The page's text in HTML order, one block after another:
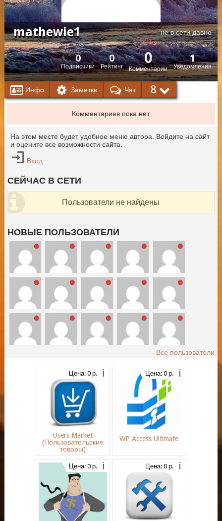
mathewie1 не в сети давно
Подписчики
0
Рейтинг
0
Комментарии
0 Уведомления
1
Инфо Заметки Чат 8
Комментариев пока нет
На этом месте будет удобное меню автора. Войдите на сайт
и оцените все возможности сайта.
Вход
СЕЙЧАС В СЕТИ
Пользователи не найдены
НОВЫЕ ПОЛЬЗОВАТЕЛИ
Все пользователи
Цена: 0 р.
Users Market
(Пользовательские
товары)
Цена: 0 р.
WP Access Ultimate
Цена: 0 р. Цена: 0 р.